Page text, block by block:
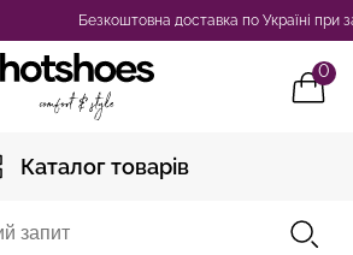
по Україні при замовленні від 2500 грн
0
Каталог товарів